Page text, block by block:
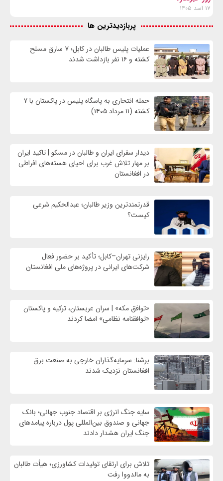
۱۷ اسد ۱۴۰۵
پربازدیدترین ها
عملیات پلیس طالبان در کابل؛ ۷ سارق مسلح
کشته و ۱۶ نفر بازداشت شدند
حمله انتحاری به پاسگاه پلیس در پاکستان با ۷
کشته (۱۱ مرداد ۱۴۰۵)
دیدار سفرای ایران و طالبان در مسکو | تاکید ایران
بر مهار تلاش‌ غرب برای احیای هسته‌های افراطی
در افغانستان
قدرتمندترین وزیر طالبان؛ عبدالحکیم شرعی
کیست؟
رایزنی تهران–کابل؛ تأکید بر حضور فعال
شرکت‌های ایرانی در پروژه‌های ملی افغانستان
«توافق مکه» | سران عربستان، ترکیه و پاکستان
«توافقنامه نظامی» امضا کردند
برشنا: سرمایه‌گذاران خارجی به صنعت برق
افغانستان نزدیک شدند
سایه جنگ انرژی بر اقتصاد جنوب جهانی؛ بانک
جهانی و صندوق بین‌المللی پول درباره پیامدهای
جنگ ایران هشدار دادند
تلاش برای ارتقای تولیدات کشاورزی؛ هیأت طالبان
به مالدووا رفت